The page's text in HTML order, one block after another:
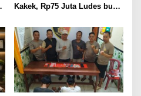
Kakek, Rp75 Juta Ludes buat
Ditembak Polisi